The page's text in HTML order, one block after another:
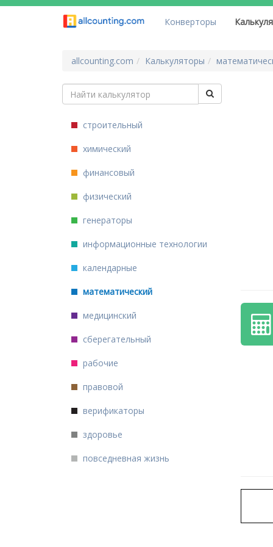
Конверторы
allcounting.com Калькуляторы
строительный
химический
финансовый
физический
генераторы
информационные технологии
календарные
математический
медицинский
сберегательный
рабочие
правовой
верификаторы
здоровье
повседневная жизнь